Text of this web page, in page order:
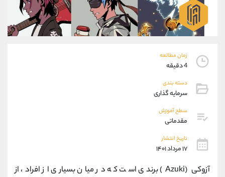
زمان مطالعه
4 دقیقه
دسته بندی
سرمایه گذاری
سطح آموزش
مقدماتی
تاریخ انتشار
۱۷ مرداد ۱۴۰۱
آزوکی (Azuki) برندی است که در میان بسیاری از افراد، از
09101364784
واتساپ شروع گفتگو
تلگرام @Armteam_admin_104
پشتیبان فروش
موبایل
واتساپ
داخلی
اطلاعات تماس (دفتر فروش)
تلفن 021-22021030